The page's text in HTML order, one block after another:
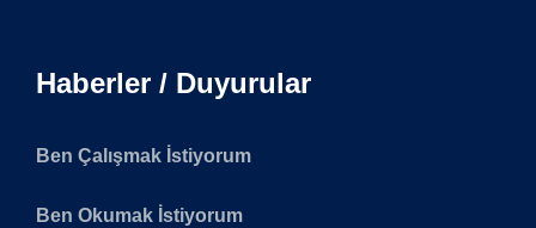
Haberler / Duyurular
Ben Çalışmak İstiyorum
Ben Okumak İstiyorum